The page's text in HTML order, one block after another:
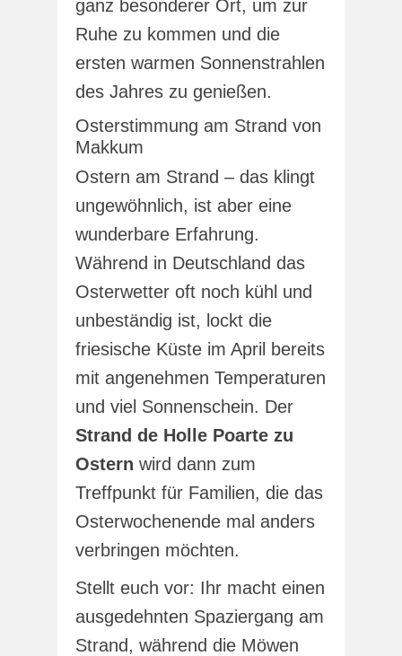
ganz besonderer Ort, um zur
Ruhe zu kommen und die
ersten warmen Sonnenstrahlen
des Jahres zu genießen.
Osterstimmung am Strand von
Makkum
Ostern am Strand – das klingt
ungewöhnlich, ist aber eine
wunderbare Erfahrung.
Während in Deutschland das
Osterwetter oft noch kühl und
unbeständig ist, lockt die
friesische Küste im April bereits
mit angenehmen Temperaturen
und viel Sonnenschein. Der
Strand de Holle Poarte zu
Ostern wird dann zum
Treffpunkt für Familien, die das
Osterwochenende mal anders
verbringen möchten.
Stellt euch vor: Ihr macht einen
ausgedehnten Spaziergang am
Strand, während die Möwen